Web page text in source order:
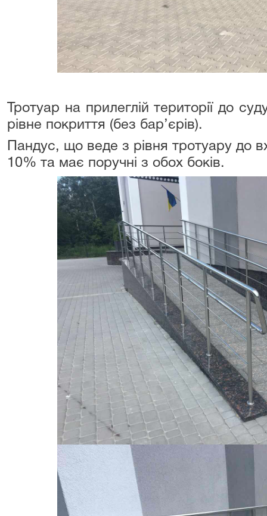
Тротуар на прилеглій території до
рівне покриття (без бар’єрів).
Пандус, що веде з рівня тротуару до
10% та має поручні з обох боків.